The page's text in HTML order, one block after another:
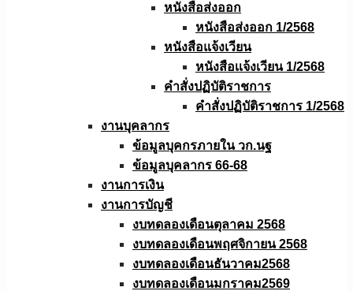
หนังสือส่งออก
หนังสือส่งออก 1/2568
หนังสือแจ้งเวียน
หนังสือเเจ้งเวียน 1/2568
คำสั่งปฏิบัติราชการ
คำสั่งปฏิบัติราชการ 1/2568
งานบุคลากร
ข้อมูลบุคกรภายใน วก.นฐ
ข้อมูลบุคลากร 66-68
งานการเงิน
งานการบัญชี
งบทดลองเดือนตุลาคม 2568
งบทดลองเดือนพฤศจิกายน 2568
งบทดลองเดือนธันวาคม2568
งบทดลองเดือนมกราคม2569